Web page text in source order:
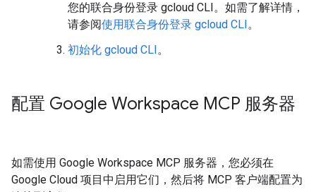
您的联合身份登录 gcloud CLI。如需了解详情，
请参阅使用联合身份登录 gcloud CLI。
初始化 gcloud CLI。
配置 Google Workspace MCP 服务器
如需使用 Google Workspace MCP 服务器，您必须在
Google Cloud 项目中启用它们，然后将 MCP 客户端配置为